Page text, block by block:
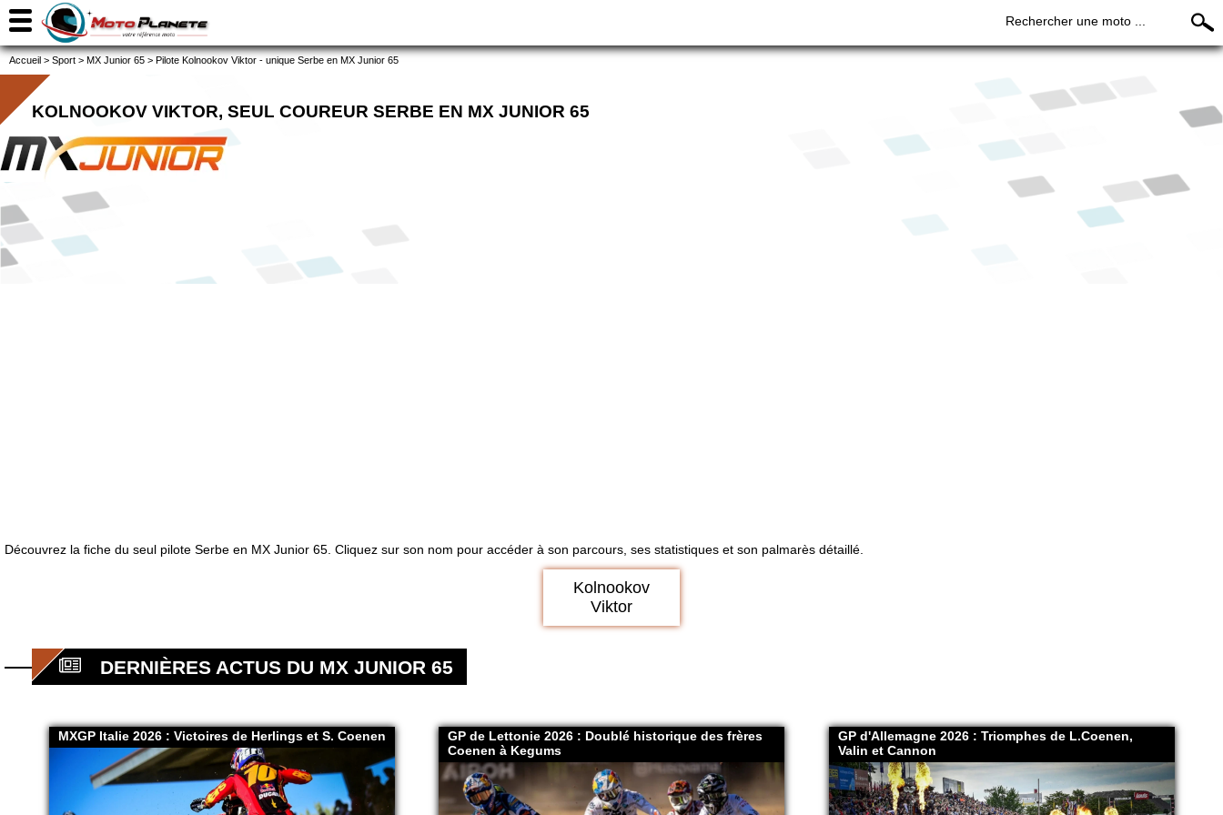
Rechercher une moto ...
Accueil > Sport > MX Junior 65 > Pilote Kolnookov Viktor - unique Serbe en MX Junior 65
KOLNOOKOV VIKTOR, SEUL COUREUR SERBE EN MX JUNIOR 65
Découvrez la fiche du seul pilote Serbe en MX Junior 65. Cliquez sur son nom pour accéder à son parcours, ses statistiques et son palmarès détaillé.
Kolnookov
Viktor
DERNIÈRES ACTUS DU MX JUNIOR 65
MXGP Italie 2026 : Victoires de Herlings et S. Coenen
GP de Lettonie 2026 : Doublé historique des frères
Coenen à Kegums
GP d'Allemagne 2026 : Triomphes de L.Coenen,
Valin et Cannon